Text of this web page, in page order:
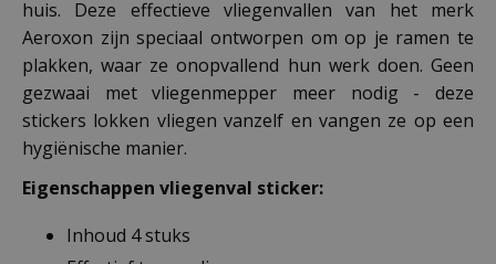
huis. Deze effectieve vliegenvallen van het merk
Aeroxon zijn speciaal ontworpen om op je ramen te
plakken, waar ze onopvallend hun werk doen. Geen
gezwaai met vliegenmepper meer nodig - deze
stickers lokken vliegen vanzelf en vangen ze op een
hygiënische manier.
Eigenschappen vliegenval sticker:
Inhoud 4 stuks